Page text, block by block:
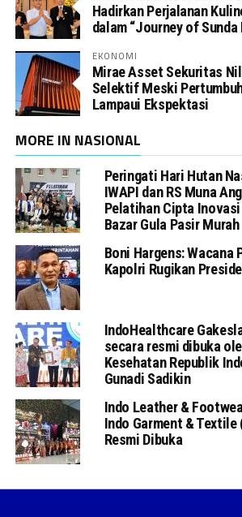
Hadirkan Perjalanan
dalam “Journey of Sunda
EKONOMI
Mirae Asset Sekuritas
Selektif Meski
Lampaui Ekspektasi
MORE IN NASIONAL
Peringati Hari Hutan
IWAPI dan RS Muna
Pelatihan Cipta
Bazar Gula Pasir Murah
Boni Hargens: Wacana
Kapolri Rugikan
IndoHealthcare
secara resmi dibuka
Kesehatan Republik
Gunadi Sadikin
Indo Leather &
Indo Garment & Textile
Resmi Dibuka